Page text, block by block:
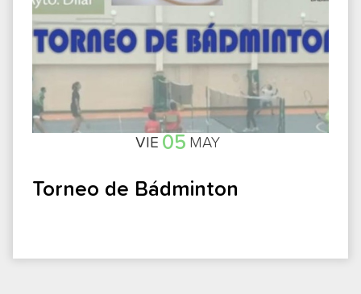
VIE 05 MAY
Torneo de Bádminton